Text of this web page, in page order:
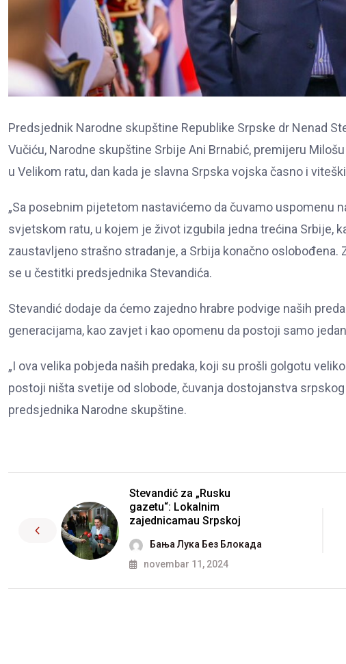
Predsjednik Narodne skupštine Republike Srpske dr Nenad
Vučiću, Narodne skupštine Srbije Ani Brnabić, premijeru
u Velikom ratu, dan kada je slavna Srpska vojska časno i
„Sa posebnim pijetetom nastavićemo da čuvamo uspomenu
svjetskom ratu, u kojem je život izgubila jedna trećina Srbije,
zaustavljeno strašno stradanje, a Srbija konačno oslobođena.
se u čestitki predsjednika Stevandića.
Stevandić dodaje da ćemo zajedno hrabre podvige naših
generacijama, kao zavjet i kao opomenu da postoji samo
„I ova velika pobjeda naših predaka, koji su prošli golgotu
postoji ništa svetije od slobode, čuvanja dostojanstva
predsjednika Narodne skupštine.
Stevandić za „Rusku
gazetu“: Lokalnim
zajednicamau Srpskoj
Бања Лука Без Блокада
novembar 11, 2024